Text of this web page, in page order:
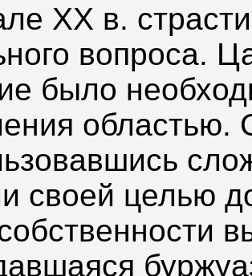
XX в.
вопроса.
было
областью.
своей целью